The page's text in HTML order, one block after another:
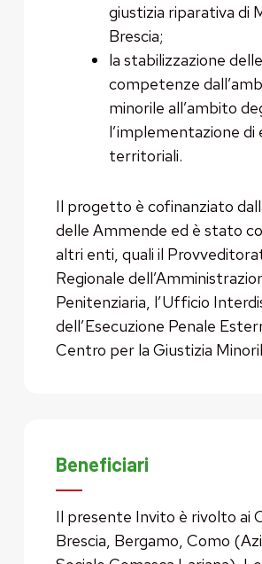
giustizia riparativa di
Brescia;
la stabilizzazione delle
competenze
minorile all’ambito
l’implementazione di
territoriali.
Il progetto è cofinanziato
delle Ammende ed è stato
altri enti, quali il
Regionale
Penitenziaria, l’Ufficio
dell’Esecuzione Penale
Centro per la Giustizia
Beneficiari
Il presente Invito è rivolto ai
Brescia, Bergamo, Como